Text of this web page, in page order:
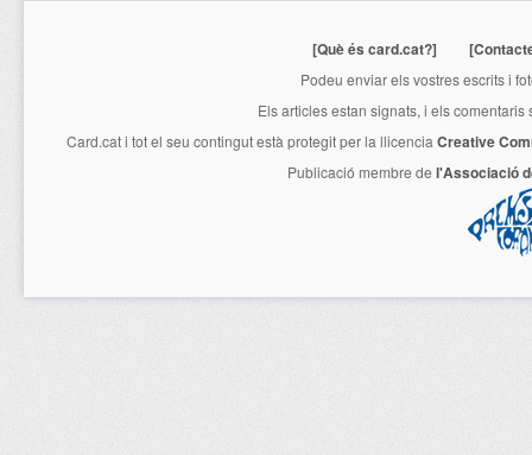
[Què és card.cat?]
Podeu enviar els vostres escrits i
Els articles estan signats, i els
Card.cati tot el seu contingut està protegit per la llicencia Creative
Publicació membre de l'Associació